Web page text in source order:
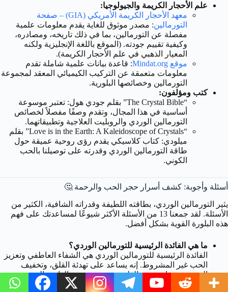
علم الأحجار الكريمة والجيولوجيا:
معهد الأحجار الكريمة الأمريكي (GIA) – صفحة
التورمالين: مصدر موثوق للغاية يقدم معلومات علمية
مفصلة عن التورمالين، بما في ذلك تاريخه، ومصادره،
وكيفية تقييم جودته. (الموقع باللغة الإنجليزية ولكنه
المعيار الذهبي في علم الأحجار الكريمة).
موقع Mindat.org
: قاعدة بيانات علمية شاملة تقدم
معلومات متعمقة عن التركيب الكيميائي المعقد لمجموعة
التورمالين وخصائصها البلورية.
كتب ومؤلفون:
“The Crystal Bible” بقلم جودي هول: تعتبر موسوعة
أساسية في هذا المجال، وتقدم وصفًا مفصلاً لخصائص
التورمالين الوردي والروبليت العلاجية وتطبيقاتهما.
“Love is in the Earth: A Kaleidoscope of Crystals” بقلم
ميلودي: كتاب كلاسيكي يقدم رؤى روحية عميقة حول
طاقة التورمالين الوردي وقدرته على توصيلنا بالحب
الكوني.
أسئلة وأجوبة: كشف أسرار حجر الحب والرحمة 🤔
يثير التورمالين الوردي، بطاقته اللطيفة وقدراته الشافية، الكثير من
الأسئلة. لقد جمعنا 13 من الأسئلة الأكثر شيوعًا لمساعدتك على فهم
هذه البلورة القوية بشكل أفضل.
ما هي الفائدة الرئيسية للتورمالين الوردي؟
الفائدة الرئيسية للتورمالين الوردي هي الشفاء العاطفي وتعزيز
الحب غير المشروط. إنه يساعد على تهدئة القلق، وتخفيف
الحزن، وشفاء جروح القلب، مع تعزيز حب الذات والرحمة
وجذب علاقات صحية.